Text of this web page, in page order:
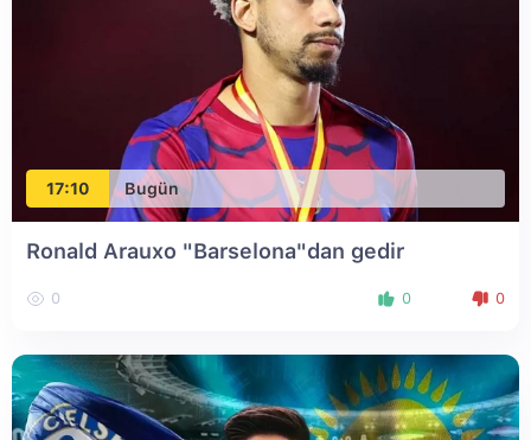
17:10 Bugün
Ronald Arauxo "Barselona"dan gedir
0 0 0